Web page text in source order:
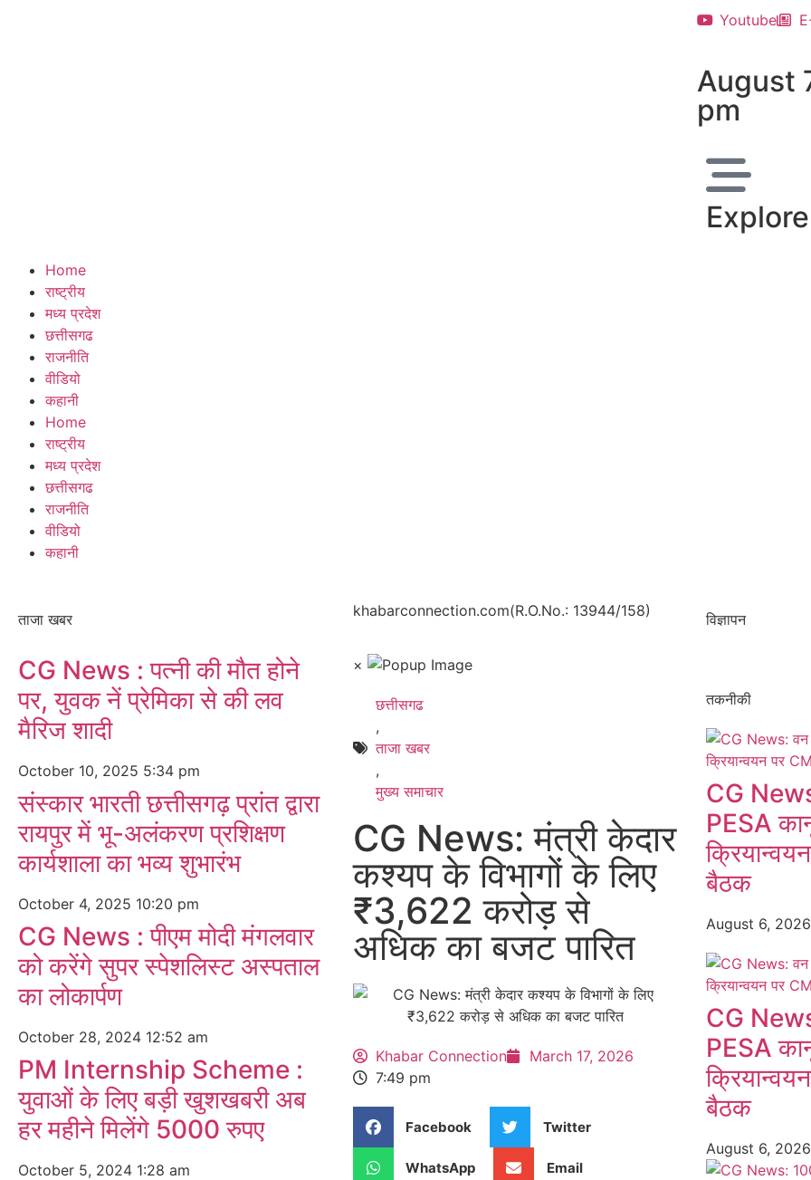
Youtube
August
pm
Explore
Home
राष्ट्रीय
मध्य प्रदेश
छत्तीसगढ
राजनीति
वीडियो
कहानी
Home
राष्ट्रीय
मध्य प्रदेश
छत्तीसगढ
राजनीति
वीडियो
कहानी
ताजा खबर
CG News : पत्नी की मौत होने
पर, युवक नें प्रेमिका से की लव
मैरिज शादी
October 10, 2025 5:34 pm
संस्कार भारती छत्तीसगढ़ प्रांत द्वारा
रायपुर में भू-अलंकरण प्रशिक्षण
कार्यशाला का भव्य शुभारंभ
October 4, 2025 10:20 pm
CG News : पीएम मोदी मंगलवार
को करेंगे सुपर स्पेशलिस्ट अस्पताल
का लोकार्पण
October 28, 2024 12:52 am
PM Internship Scheme :
युवाओं के लिए बड़ी खुशखबरी अब
हर महीने मिलेंगे 5000 रुपए
October 5, 2024 1:28 am
khabarconnection.com(R.O.No.: 13944/158)
×
छत्तीसगढ
,
ताजा खबर
,
मुख्य समाचार​
CG News: मंत्री केदार
कश्यप के विभागों के लिए
₹3,622 करोड़ से
अधिक का बजट पारित
Khabar Connection
March 17, 2026
7:49 pm
Facebook Twitter
WhatsApp Email
विज्ञापन
तकनीकी
CG
PESA
बैठक
August 6,
CG
PESA
बैठक
August 6,